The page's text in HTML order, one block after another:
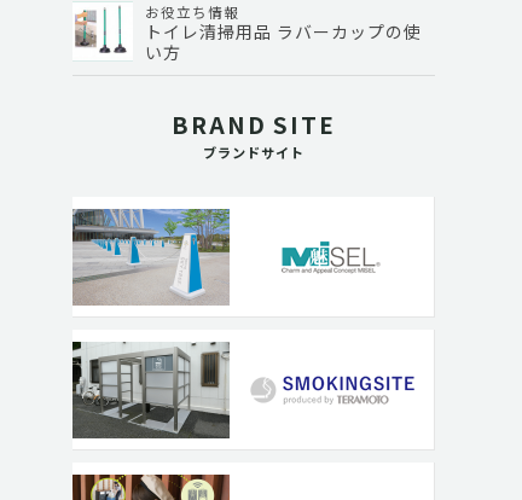
お役立ち情報
トイレ清掃用品 ラバーカップの使
い方
BRAND SITE
ブランドサイト